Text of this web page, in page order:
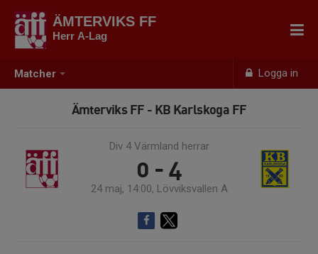
Matcher Logga in
ÄMTERVIKS FF
Herr A-Lag
Ämterviks FF - KB Karlskoga FF
Div 4 Värmland herrar
0 - 4
24 maj, 14:00, Lövviksvallen A